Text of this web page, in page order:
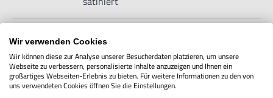
6L10.4.41
Waldmann
SLIM LED
1175mm,
drehbar,klar
Zeige Info
Wir verwenden Cookies
Wir können diese zur Analyse unserer Besucherdaten platzieren, um unsere
Webseite zu verbessern, personalisierte Inhalte anzuzeigen und Ihnen ein
großartiges Webseiten-Erlebnis zu bieten. Für weitere Informationen zu den von
uns verwendeten Cookies öffnen Sie die Einstellungen.